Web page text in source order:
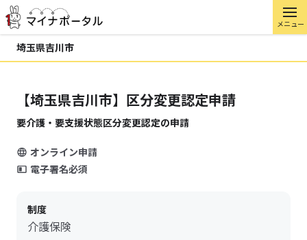
メニュー
埼玉県吉川市
【埼玉県吉川市】区分変更認定申請
要介護・要支援状態区分変更認定の申請
オンライン申請
電子署名必須
制度
介護保険